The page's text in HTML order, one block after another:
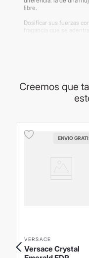
libre.
Dosificar sus fuerzas
fragancia que se
una esencia capaz de
Creemos que
ENVIO
VERSACE
Versace Crystal